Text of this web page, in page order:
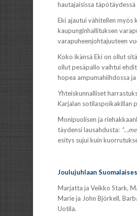
hautajaisissa
Eki ajautui vähitellen myös
kaupunginhallituksen
varapuheenjohtajuuteen
Koko ikänsä Eki on ollut
ollut pesäpallo vaihtui
hopea ampumahiihdossa
Yhteiskunnalliset
Karjalan sotilaspoikakillan
Monipuolisen ja
täydensi lausahdusta:
esitys sujui kuin
Joulujuhlaan
Marjatta ja Veikko Stark,
Marie ja John Björkell,
Uotila.